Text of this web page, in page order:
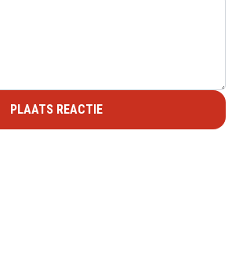
PLAATS REACTIE